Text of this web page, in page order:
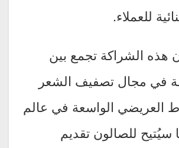
للعملاء.
هذه الشراكة تجمع بين
في مجال تصفيف الشعر
العريضي الواسعة في عالم
سيُتيح للصالون تقديم